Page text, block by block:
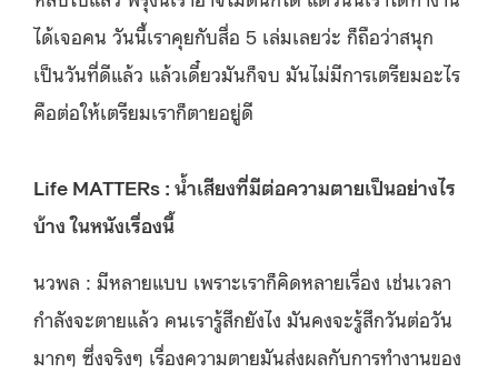
ได้เจอคน วันนี้เราคุยกับสื่อ 5 เล่มเลยว่ะ ก็ถือว่าสนุก
เป็นวันที่ดีแล้ว แล้วเดี๋ยวมันก็จบ มันไม่มีการเตรียมอะไร
คือต่อให้เตรียมเราก็ตายอยู่ดี
Life MATTERs : น้ำเสียงที่มีต่อความตายเป็นอย่างไร
บ้าง ในหนังเรื่องนี้
นวพล : มีหลายแบบ เพราะเราก็คิดหลายเรื่อง เช่นเวลา
กำลังจะตายแล้ว คนเรารู้สึกยังไง มันคงจะรู้สึกวันต่อวัน
มากๆ ซึ่งจริงๆ เรื่องความตายมันส่งผลกับการทำงานของ